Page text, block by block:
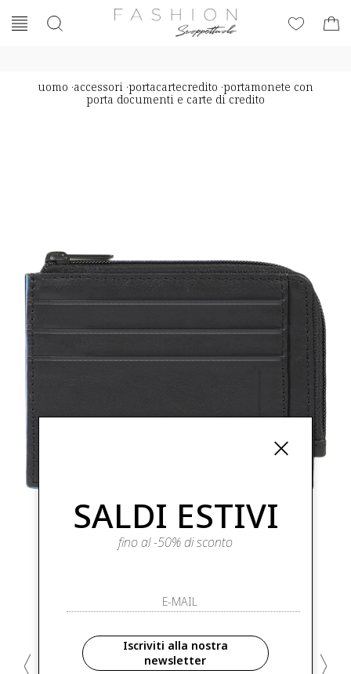
uomo ·accessori ·portacartecredito ·portamonete con
porta documenti e carte di credito
SALDI ESTIVI
fino al -50% di sconto
Iscriviti alla nostra
newsletter